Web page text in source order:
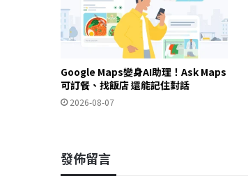
Google Maps變身AI助理！Ask Maps
可訂餐、找飯店 還能記住對話
2026-08-07
發佈留言